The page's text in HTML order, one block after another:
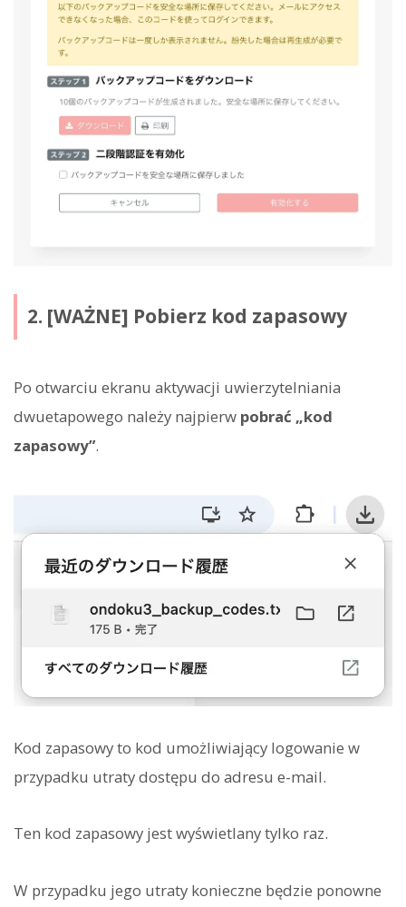
2. [WAŻNE] Pobierz kod zapasowy
Po otwarciu ekranu aktywacji uwierzytelniania
dwuetapowego należy najpierw pobrać „kod
zapasowy”.
Kod zapasowy to kod umożliwiający logowanie w
przypadku utraty dostępu do adresu e-mail.
Ten kod zapasowy jest wyświetlany tylko raz.
W przypadku jego utraty konieczne będzie ponowne